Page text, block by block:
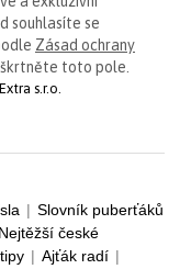
souhlasíte se
Zásad ochrany
toto pole.
s.r.o.
| Slovník puberťáků
Nejtěžší české
| Ajťák radí |